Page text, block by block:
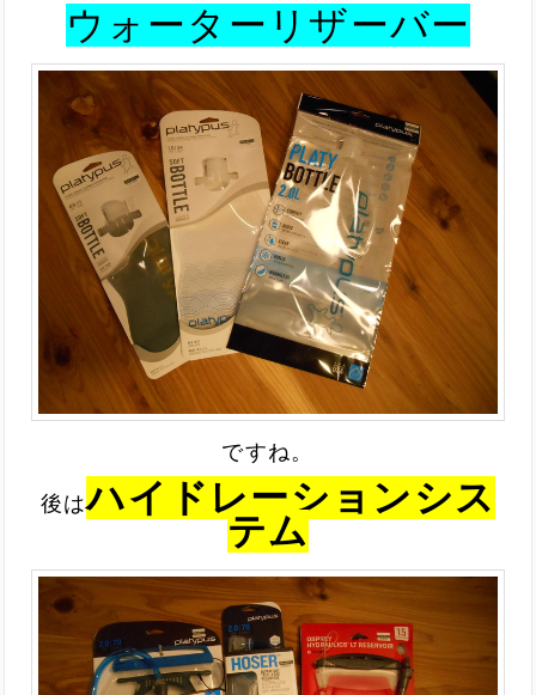
ウォーターリザーバー
ですね 。
後はハイドレーションシス
テム